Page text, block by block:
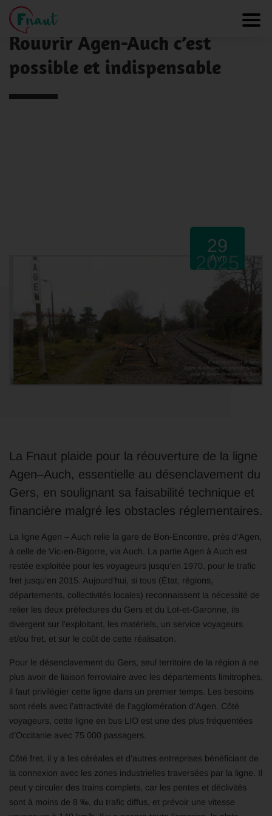
Panneau de gestion des cookies
NOS ACTUALITÉS
Rouvrir Agen-Auch c’est
possible et indispensable
29
Avr
2025
La Fnaut plaide pour la réouverture de la ligne
Agen–Auch, essentielle au désenclavement du
Gers, en soulignant sa faisabilité technique et
financière malgré les obstacles réglementaires.
La ligne Agen – Auch relie la gare de Bon-Encontre, près d’Agen,
à celle de Vic-en-Bigorre, via Auch. La partie Agen à Auch est
restée exploitée pour les voyageurs jusqu’en 1970, pour le trafic
fret jusqu’en 2015. Aujourd’hui, si tous (État, régions,
départements, collectivités locales) reconnaissent la nécessité de
relier les deux préfectures du Gers et du Lot-et-Garonne, ils
divergent sur l’exploitant, les matériels, un service voyageurs
et/ou fret, et sur le coût de cette réalisation.
Pour le désenclavement du Gers, seul territoire de la région à ne
plus avoir de liaison ferroviaire avec les départements limitrophes,
il faut privilégier cette ligne dans un premier temps. Les besoins
sont réels avec l’attractivité de l’agglomération d’Agen. Côté
voyageurs, cette ligne en bus LIO est une des plus fréquentées
d’Occitanie avec 75 000 passagers.
Côté fret, il y a les céréales et d’autres entreprises bénéficiant de
la connexion avec les zones industrielles traversées par la ligne. Il
peut y circuler des trains complets, car les pentes et déclivités
sont à moins de 8 ‰, du trafic diffus, et prévoir une vitesse